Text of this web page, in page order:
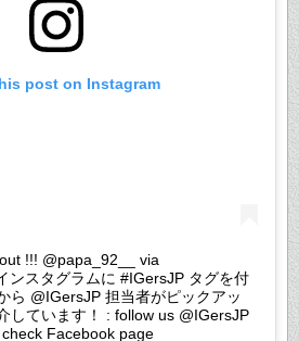
post on Instagram
!!! @papa_92__ via
ンスタグラムに #IGersJP タグを付
ら @IGersJP 担当者がピックアッ
しています！ : follow us @IGersJP
Facebook page